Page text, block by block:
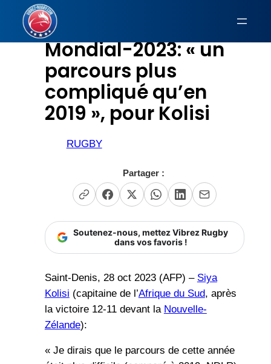
Aller
contenu Mondial-2023: « un
parcours plus
compliqué qu’en
2019 », pour Kolisi
RUGBY
Partager :
Soutenez-nous, mettez Vibrez Rugby
dans vos favoris !
Saint-Denis, 28 oct 2023 (AFP) – Siya
Kolisi (capitaine de l’Afrique du Sud, après
la victoire 12-11 devant la Nouvelle-
Zélande):
« Je dirais que le parcours de cette année